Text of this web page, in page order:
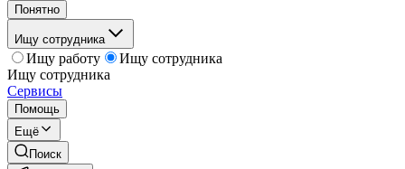
Понятно
Ищу сотрудника
Ищу работу
Ищу сотрудника
Ищу сотрудника
Сервисы
Помощь
Ещё
Поиск